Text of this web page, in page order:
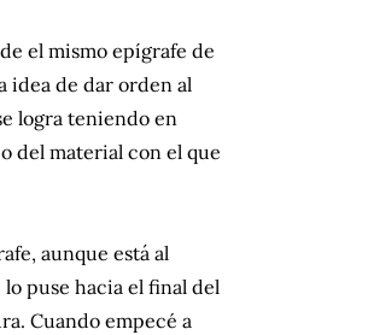
el mismo epígrafe de
idea de dar orden al
logra teniendo en
del material con el que
aunque está al
puse hacia el final del
Cuando empecé a